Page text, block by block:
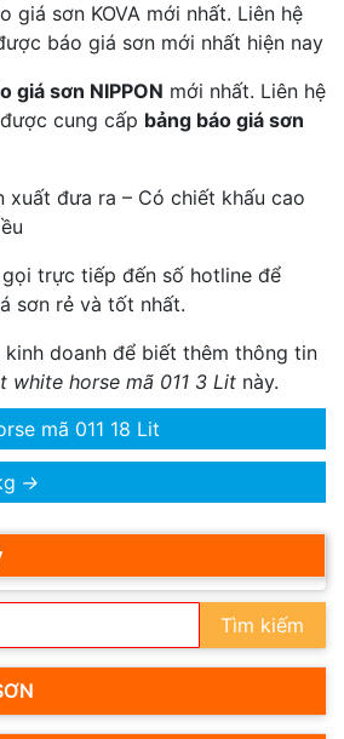
giá sơn KOVA mới nhất. Liên hệ
báo giá sơn mới nhất hiện nay
giá sơn NIPPON mới nhất. Liên hệ
cung cấp bảng báo giá sơn
xuất đưa ra – Có chiết khấu cao
trực tiếp đến số hotline để
sơn rẻ và tốt nhất.
kinh doanh để biết thêm thông tin
white horse mã 011 3 Lit này.
mã 011 18 Lit
→
Tìm kiếm